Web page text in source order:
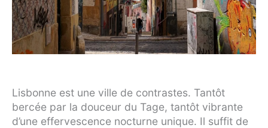
Lisbonne est une ville de contrastes. Tantôt
bercée par la douceur du Tage, tantôt vibrante
d’une effervescence nocturne unique. Il suffit de